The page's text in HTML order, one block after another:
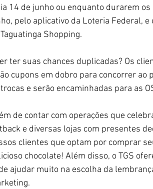
14 de junho ou enquanto durarem
pelo aplicativo da Loteria Federal,
Shopping.
ter suas chances duplicadas? Os
cupons em dobro para concorrer ao
e serão encaminhadas para as
de contar com operações que
e diversas lojas com presentes
clientes que optam por comprar
chocolate! Além disso, o TGS
ajudar muito na escolha da